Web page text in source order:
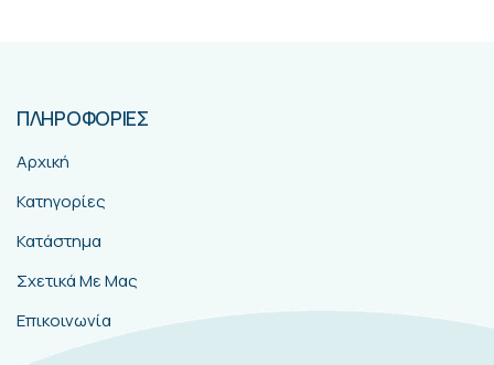
ΠΛΗΡΟΦΟΡΙΕΣ
Αρχική
Κατηγορίες
Κατάστημα
Σχετικά Με Μας
Επικοινωνία